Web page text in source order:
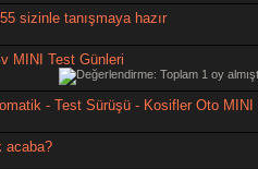
sizinle tanışmaya hazır
MINI Test Günleri
- Test Sürüşü - Kosifler Oto
acaba?